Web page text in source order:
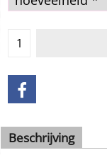
Beschrijving